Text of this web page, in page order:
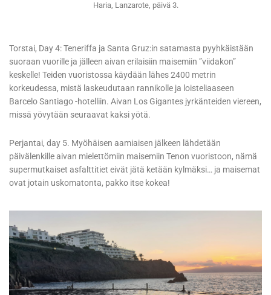
Haria, Lanzarote, päivä 3.
Torstai, Day 4: Teneriffa ja Santa Gruz:in satamasta pyyhkäistään
suoraan vuorille ja jälleen aivan erilaisiin maisemiin ”viidakon”
keskelle! Teiden vuoristossa käydään lähes 2400 metrin
korkeudessa, mistä laskeudutaan rannikolle ja loisteliaaseen
Barcelo Santiago -hotelliin. Aivan Los Gigantes jyrkänteiden viereen,
missä yövytään seuraavat kaksi yötä.
Perjantai, day 5. Myöhäisen aamiaisen jälkeen lähdetään
päivälenkille aivan mielettömiin maisemiin Tenon vuoristoon, nämä
supermutkaiset asfalttitiet eivät jätä ketään kylmäksi… ja maisemat
ovat jotain uskomatonta, pakko itse kokea!